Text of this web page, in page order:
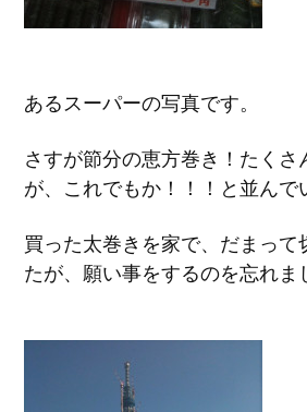
あるスーパーの写真です。
さすが節分の恵方巻き！たくさ
が、これでもか！！！と並んで
買った太巻きを家で、だまって
たが、願い事をするのを忘れま